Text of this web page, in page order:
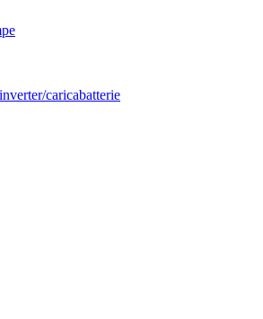
caricabatterie